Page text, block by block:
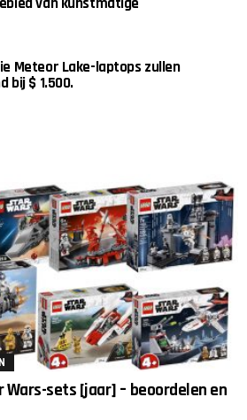
Meteor Lake-laptops zullen
bij $ 1.500.
Wars-sets [jaar] – beoordelen en